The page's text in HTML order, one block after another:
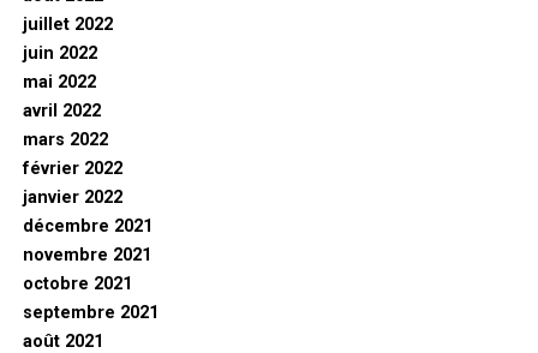
juillet 2022
juin 2022
mai 2022
avril 2022
mars 2022
février 2022
janvier 2022
décembre 2021
novembre 2021
octobre 2021
septembre 2021
août 2021